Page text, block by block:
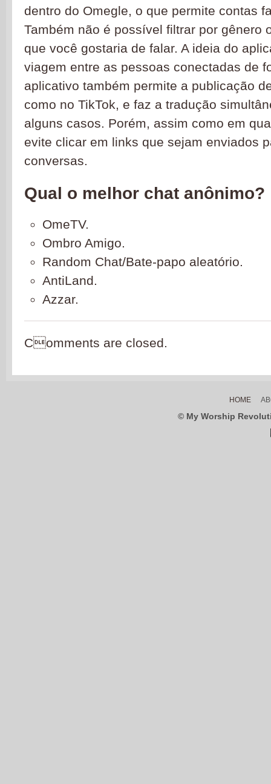
dentro do Omegle, o que permite contas
Também não é possível filtrar por gênero
que você gostaria de falar. A ideia do
viagem entre as pessoas conectadas de
aplicativo também permite a publicação
como no TikTok, e faz a tradução
alguns casos. Porém, assim como em
evite clicar em links que sejam enviados
conversas.
Qual o melhor chat anônimo?
OmeTV.
Ombro Amigo.
Random Chat/Bate-papo aleatório.
AntiLand.
Azzar.
Comments are closed.
HOME
© My Worship